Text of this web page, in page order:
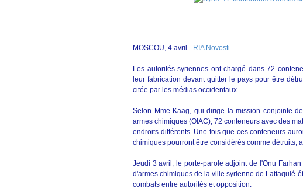
MOSCOU, 4 avril - RIA Novosti
Les autorités syriennes ont chargé dans 72
leur fabrication devant quitter le pays pour être
citée par les médias occidentaux.
Selon Mme Kaag, qui dirige la mission conjointe
armes chimiques (OIAC), 72 conteneurs avec des
endroits différents. Une fois que ces conteneurs
chimiques pourront être considérés comme détruits,
Jeudi 3 avril, le porte-parole adjoint de l'Onu
d'armes chimiques de la ville syrienne de Lattaquié
combats entre autorités et opposition.